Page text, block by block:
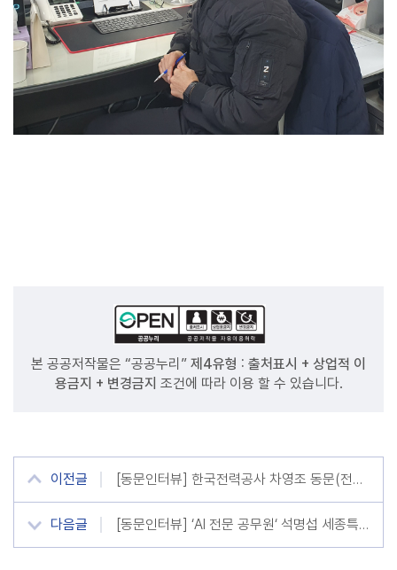
본 공공저작물은 “공공누리” 제4유형 : 출처표시 + 상업적 이
용금지 + 변경금지 조건에 따라 이용 할 수 있습니다.
이전글 [동문인터뷰] 한국전력공사 차영조 동문(전기공학과 13학번)
다음글 [동문인터뷰] ‘AI 전문 공무원‘ 석명섭 세종특별자치시 경제산업국 주무관 (메카 00학번)